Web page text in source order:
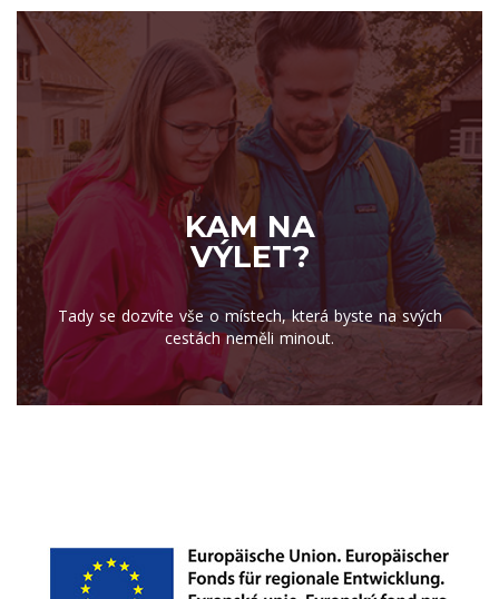
KAM NA
VÝLET?
Tady se dozvíte vše o místech, která byste na svých
cestách neměli minout.